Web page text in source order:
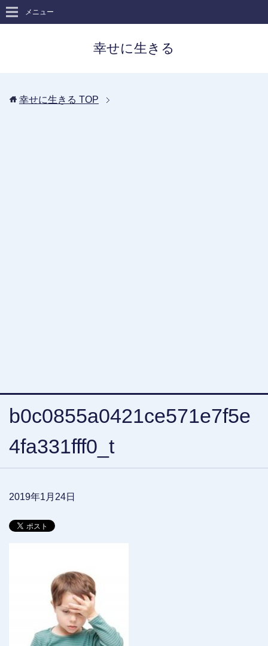
幸せに生きる
メニュー
幸せに生きる TOP
b0c0855a0421ce571e7f5e
4fa331fff0_t
2019年1月24日